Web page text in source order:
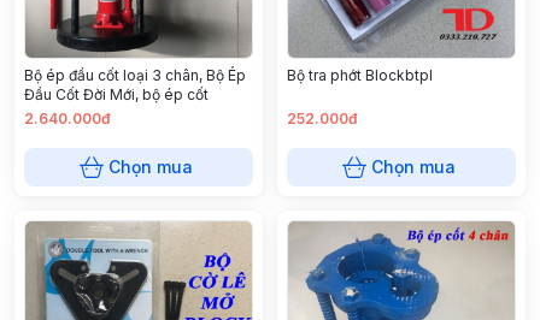
Bộ ép đầu cốt loại 3 chân, Bộ Ép
Đầu Cốt Đời Mới, bộ ép cốt
2.640.000đ
Chọn mua
Bộ tra phớt Blockbtpl
252.000đ
Chọn mua